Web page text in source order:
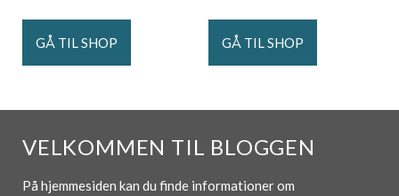
GÅ TIL SHOP GÅ TIL SHOP
VELKOMMEN TIL BLOGGEN
På hjemmesiden kan du finde informationer om